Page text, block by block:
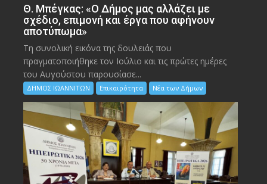
Θ. Μπέγκας: «Ο Δήμος μας αλλάζει με
σχέδιο, επιμονή και έργα που αφήνουν
αποτύπωμα»
Τη συνολική εικόνα της δουλειάς που
πραγματοποιήθηκε τον Ιούλιο και τις πρώτες ημέρες
του Αυγούστου παρουσίασε...
ΔΗΜΟΣ ΙΩΑΝΝΙΤΩΝ Επικαιρότητα Νέα των Δήμων